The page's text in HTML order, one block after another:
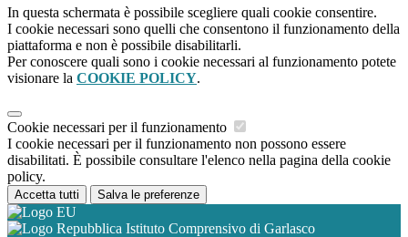
In questa schermata è possibile scegliere quali cookie consentire.
I cookie necessari sono quelli che consentono il funzionamento della
piattaforma e non è possibile disabilitarli.
Per conoscere quali sono i cookie necessari al funzionamento potete
visionare la COOKIE POLICY.
Cookie necessari per il funzionamento
I cookie necessari per il funzionamento non possono essere
disabilitati. È possibile consultare l'elenco nella pagina della cookie
policy.
Accetta tutti Salva le preferenze
Istituto Comprensivo di Garlasco